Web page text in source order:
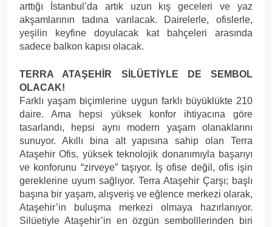
arttığı İstanbul’da artık uzun kış geceleri ve yaz
akşamlarının tadına varılacak. Dairelerle, ofislerle,
yeşilin keyfine doyulacak kat bahçeleri arasında
sadece balkon kapısı olacak.
TERRA ATAŞEHİR SİLÜETİYLE DE SEMBOL
OLACAK!
Farklı yaşam biçimlerine uygun farklı büyüklükte 210
daire. Ama hepsi yüksek konfor ihtiyacına göre
tasarlandı, hepsi aynı modern yaşam olanaklarını
sunuyor. Akıllı bina alt yapısına sahip olan Terra
Ataşehir Ofis, yüksek teknolojik donanımıyla başarıyı
ve konforunu “zirveye” taşıyor. İş ofise değil, ofis işin
gereklerine uyum sağlıyor. Terra Ataşehir Çarşı; başlı
başına bir yaşam, alışveriş ve eğlence merkezi olarak,
Ataşehir’in buluşma merkezi olmaya hazırlanıyor.
Silüetiyle Ataşehir’in en özgün sembolllerinden biri